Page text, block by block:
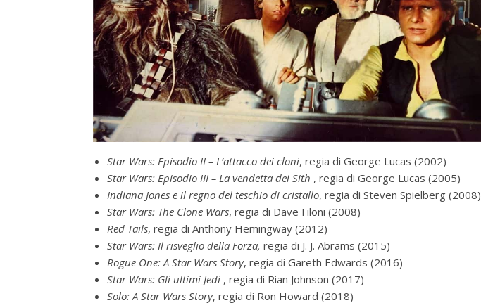
Star Wars: Episodio II – L’attacco dei cloni, regia di George Lucas (2002)
Star Wars: Episodio III – La vendetta dei Sith , regia di George Lucas (2005)
Indiana Jones e il regno del teschio di cristallo, regia di Steven Spielberg (2008)
Star Wars: The Clone Wars, regia di Dave Filoni (2008)
Red Tails, regia di Anthony Hemingway (2012)
Star Wars: Il risveglio della Forza, regia di J. J. Abrams (2015)
Rogue One: A Star Wars Story, regia di Gareth Edwards (2016)
Star Wars: Gli ultimi Jedi , regia di Rian Johnson (2017)
Solo: A Star Wars Story, regia di Ron Howard (2018)